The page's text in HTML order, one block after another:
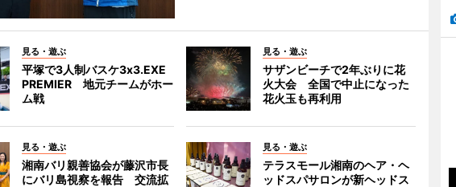
見る・遊ぶ
平塚で3人制バスケ3x3.EXE
PREMIER 地元チームがホー
ム戦
見る・遊ぶ
サザンビーチで2年ぶりに花
火大会 全国で中止になった
花火玉も再利用
見る・遊ぶ
湘南バリ親善協会が藤沢市長
にバリ島視察を報告 交流拡
見る・遊ぶ
テラスモール湘南のヘア・ヘ
ッドスパサロンが新ヘッドス